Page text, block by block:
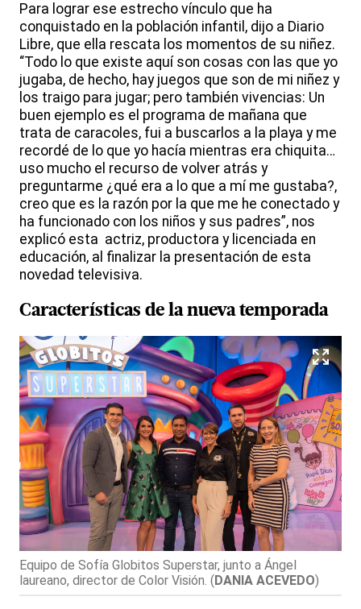
Para lograr ese estrecho vínculo que ha
conquistado en la población infantil, dijo a Diario
Libre, que ella rescata los momentos de su niñez.
“Todo lo que existe aquí son cosas con las que yo
jugaba, de hecho, hay juegos que son de mi niñez y
los traigo para jugar; pero también vivencias: Un
buen ejemplo es el programa de mañana que
trata de caracoles, fui a buscarlos a la playa y me
recordé de lo que yo hacía mientras era chiquita…
uso mucho el recurso de volver atrás y
preguntarme ¿qué era a lo que a mí me gustaba?,
creo que es la razón por la que me he conectado y
ha funcionado con los niños y sus padres”, nos
explicó esta actriz, productora y licenciada en
educación, al finalizar la presentación de esta
novedad televisiva.
Características de la nueva temporada
Equipo de Sofía Globitos Superstar, junto a Ángel
laureano, director de Color Visión. ( DANIA ACEVEDO)